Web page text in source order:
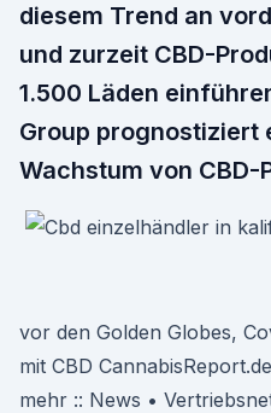
diesem Trend an
und zurzeit CBD-
1.500 Läden
Group prognostiziert
Wachstum von CBD-
vor den Golden Globes,
mit CBD
mehr :: News •